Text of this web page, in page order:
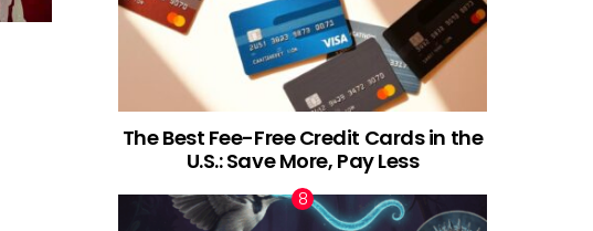
The Best Fee-Free Credit Cards in the
U.S.: Save More, Pay Less